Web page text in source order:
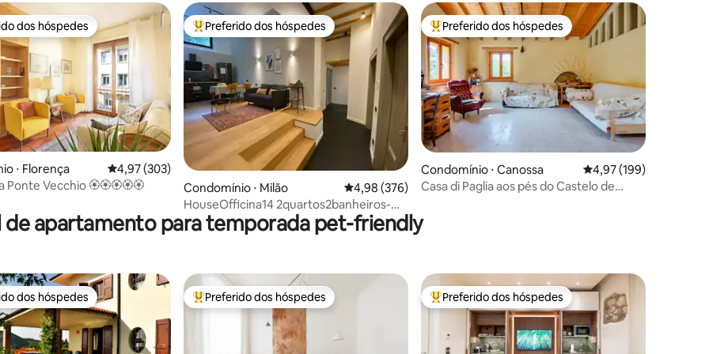
de 5, 211 avaliações
preferidos dos hóspedes
dos hóspedes
⋅ Florença 4,97 de uma avaliação média de 5, 303 avaliações
4,97 (303)
Ponte Vecchio 🏵🏵🏵🏵🏵
Entre os melhores preferidos dos hóspedes
Preferido dos hóspedes
Condomínio ⋅ Milão 4,98 de uma avaliação média de 5, 376 avaliações
4,98 (376)
HouseOfficina14 2quartos2banheiros-
estacionamento Metro
Entre os melhores preferidos dos hóspedes
Preferido dos hóspedes
Condomínio ⋅ Canossa 4,97 de uma avaliação
4,97 (199)
Casa di Paglia aos pés do Castelo de
de apartamento para temporada pet-friendly
preferidos dos hóspedes
dos hóspedes Entre os melhores preferidos dos hóspedes
Preferido dos hóspedes Entre os melhores preferidos dos hóspedes
Preferido dos hóspedes